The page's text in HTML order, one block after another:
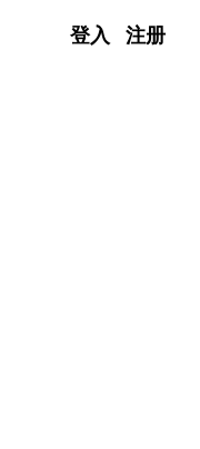
登入 注册